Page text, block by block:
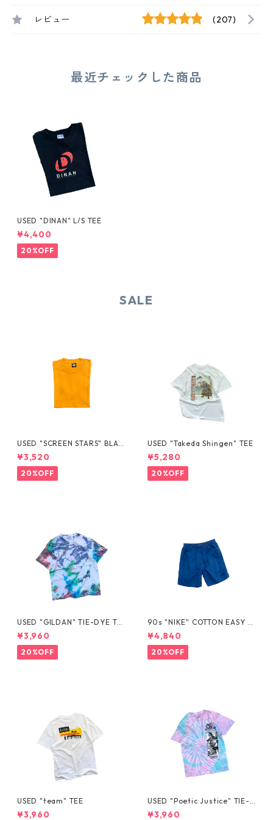
レビュー (207)
最近チェックした商品
USED "DINAN" L/S TEE
¥4,400
20%OFF
SALE
USED "SCREEN STARS" BLAN
K TEE
¥3,520
20%OFF
USED "Takeda Shingen" TEE
¥5,280
20%OFF
USED "GILDAN" TIE-DYE TE
E
¥3,960
20%OFF
90s "NIKE" COTTON EASY S
HORTS
¥4,840
20%OFF
USED "team" TEE
¥3,960
USED "Poetic Justice" TIE-D
YE TEE
¥3,960